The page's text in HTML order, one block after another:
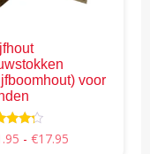
voor
- €17.95